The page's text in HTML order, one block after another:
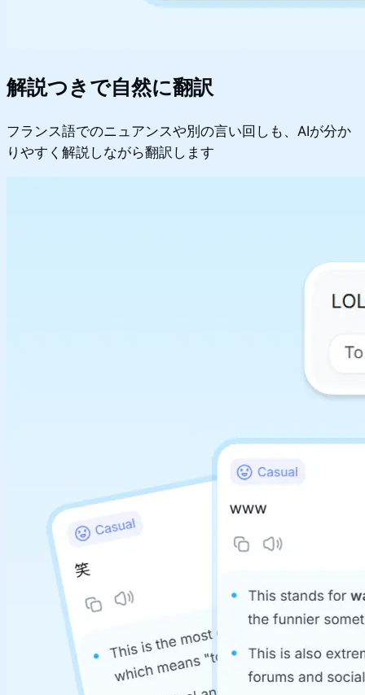
解説つきで自然に翻訳
フランス語でのニュアンスや別の言い回しも、AIが分か
りやすく解説しながら翻訳します